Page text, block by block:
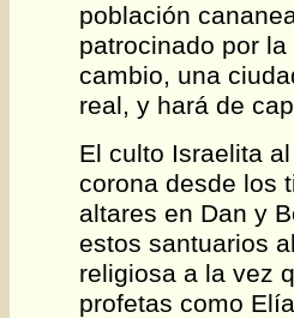
población
patrocinado por
cambio, una
real, y hará de
El culto Israelita
corona desde los
altares en Dan y
estos santuarios
religiosa a la vez
profetas como